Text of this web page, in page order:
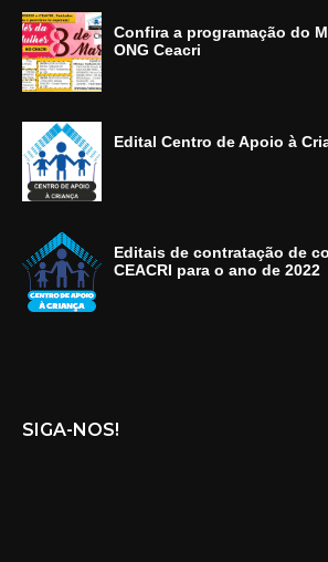
Confira a programação do
ONG Ceacri
Edital Centro de Apoio à
Editais de contratação de
CEACRI para o ano de 2022
SIGA-NOS!